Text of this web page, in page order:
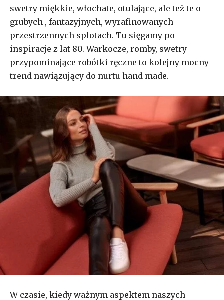
swetry miękkie, włochate, otulające, ale też te o
grubych , fantazyjnych, wyrafinowanych
przestrzennych splotach. Tu sięgamy po
inspiracje z lat 80. Warkocze, romby, swetry
przypominające robótki ręczne to kolejny mocny
trend nawiązujący do nurtu hand made.
W czasie, kiedy ważnym aspektem naszych